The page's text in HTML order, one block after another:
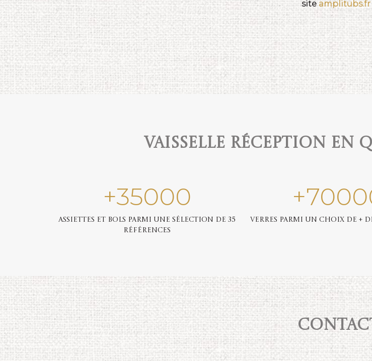
site amplitubs.fr
Vaisselle réception en
+35000
Assiettes et bols parmi une sélection de 35
références
+
Verres parmi un choix de +